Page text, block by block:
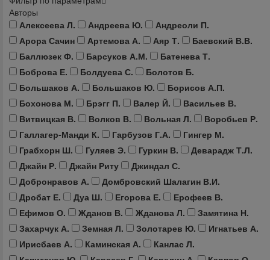
Авторы
Алексеева Л.
Андреева Ю.
Андреоли П.
Арора Сачин
Артемова А. Аяр Т.
Баевский В.В.
Баллюзек Ф.
Барсуков А.М.
Батенева Т.
Боброва Е.
Болдуева С.
Болотов Б.
Большаков А.
Большаков Ю.
Борисов А.П.
Бохонова М.
Брэгг П. Валер Й.
Васильев В.
Витвицкая В.
Волков В. Вольная Л.
Воробьев Р.
Галлагер-Манди К.
Гарбузов Г.А.
Гингер М.
Грабхорн Ш.
Гуляев Э. Гуркин В.
Деварадж Т.Л.
Джайн Р.
Джайн Риту
Джиндал С.
Добронравов А.
Домбровский Шалагин В.И.
Дробат Е.
Дуа Ш. Егорова Е.
Ерофеев В.
Ефимов О.
Жданов В. Жданова Л.
Замятина Н.
Захарчук А.
Земная Л. Золотарев Ю.
Игнатьев А.
Ирисбаев А.
Каминская А.
Канлас Л.